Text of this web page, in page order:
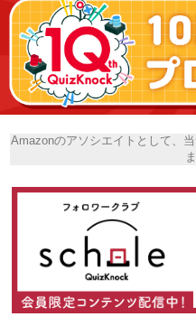
Amazonのアソシエイトとして、